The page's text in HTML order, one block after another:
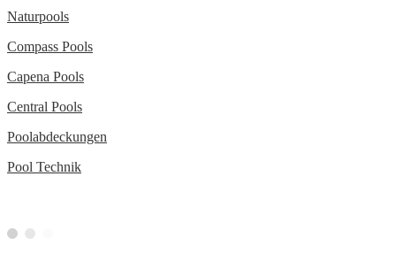
Naturpools
Compass Pools
Capena Pools
Central Pools
Poolabdeckungen
Pool Technik